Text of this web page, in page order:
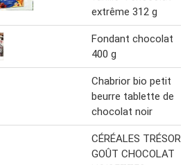
extrême 312 g
Fondant chocolat
400 g
Chabrior bio petit
beurre tablette de
chocolat noir
CÉRÉALES TRÉSOR
GOÛT CHOCOLAT